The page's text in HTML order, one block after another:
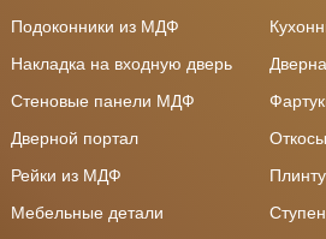
Подоконники из МДФ
Накладка на входную дверь
Стеновые панели МДФ
Дверной портал
Рейки из МДФ
Мебельные детали